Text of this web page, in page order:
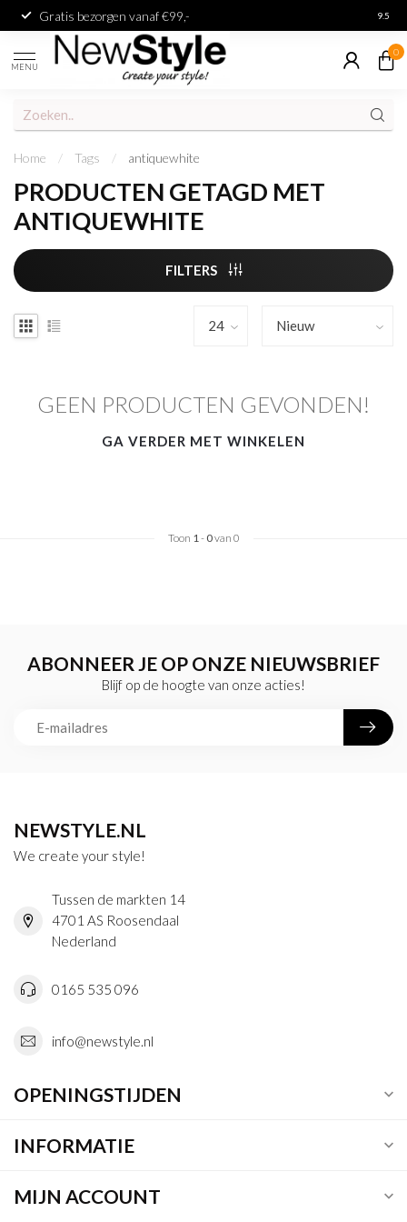
Gratis bezorgen vanaf €99,- 9.5
MENU
0
Home / Tags / antiquewhite
PRODUCTEN GETAGD MET
ANTIQUEWHITE
FILTERS
GEEN PRODUCTEN GEVONDEN!
GA VERDER MET WINKELEN
Toon 1- 0van 0
ABONNEER JE OP ONZE NIEUWSBRIEF
Blijf op de hoogte van onze acties!
NEWSTYLE.NL
We create your style!
Tussen de markten 14
4701 AS Roosendaal
Nederland
0165 535 096
info@newstyle.nl
OPENINGSTIJDEN
INFORMATIE
MIJN ACCOUNT